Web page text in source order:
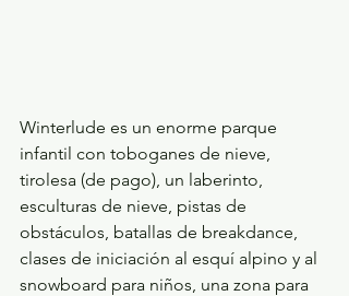
Winterlude es un enorme parque
infantil con toboganes de nieve,
tirolesa (de pago), un laberinto,
esculturas de nieve, pistas de
obstáculos, batallas de breakdance,
clases de iniciación al esquí alpino y al
snowboard para niños, una zona para